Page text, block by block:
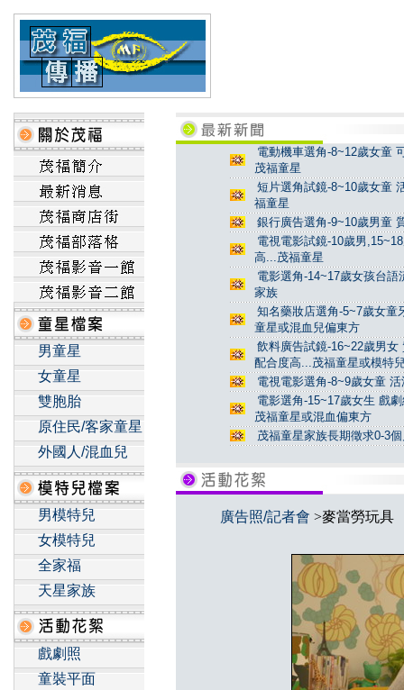
男童星
女童星
雙胞胎
原住民/客家童星
外國人/混血兒
男模特兒
女模特兒
全家福
天星家族
戲劇照
童裝平面
電動機車選角-8~12歲女童
茂福童星
短片選角試鏡-8~10歲女童
福童星
銀行廣告選角-9~10歲男童
電視電影試鏡-10歲男
高...茂福童星
電影選角-14~17歲女孩台
家族
知名藥妝店選角-5~7歲女童
童星或混血兒偏東方
飲料廣告試鏡-16~22歲男
配合度高...茂福童星或模特
電視電影選角-8~9歲女童
電影選角-15~17歲女生 戲
茂福童星或混血偏東方
茂福童星家族長期徵求0-3
廣告照/記者會 >麥當勞玩具